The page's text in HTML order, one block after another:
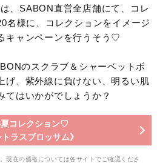
、SABON直営全店舗にて、コレ
名様に、コレクションをイメージ
キャンペーンを行うそう♡
のスクラブ＆シャーベットボ
げ、紫外線に負けない、明るい肌
てはいかがでしょうか？
コレクション♡
ラスブロッサム》
現在の価格については各サイトでご確認くださ